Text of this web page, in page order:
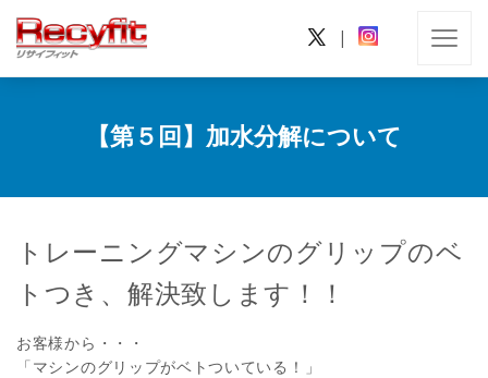
【第５回】加水分解について
トレーニングマシンのグリップのベ
トつき、解決致します！！
お客様から・・・
「マシンのグリップがベトついている！」